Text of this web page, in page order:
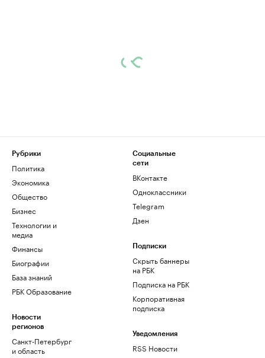
Рубрики
Политика
Экономика
Общество
Бизнес
Технологии и
медиа
Финансы
Биографии
База знаний
РБК Образование
Новости
регионов
Санкт-Петербург
и область
Социальные
сети
ВКонтакте
Одноклассники
Telegram
Дзен
Подписки
Скрыть баннеры
на РБК
Подписка на РБК
Корпоративная
подписка
Уведомления
RSS Новости